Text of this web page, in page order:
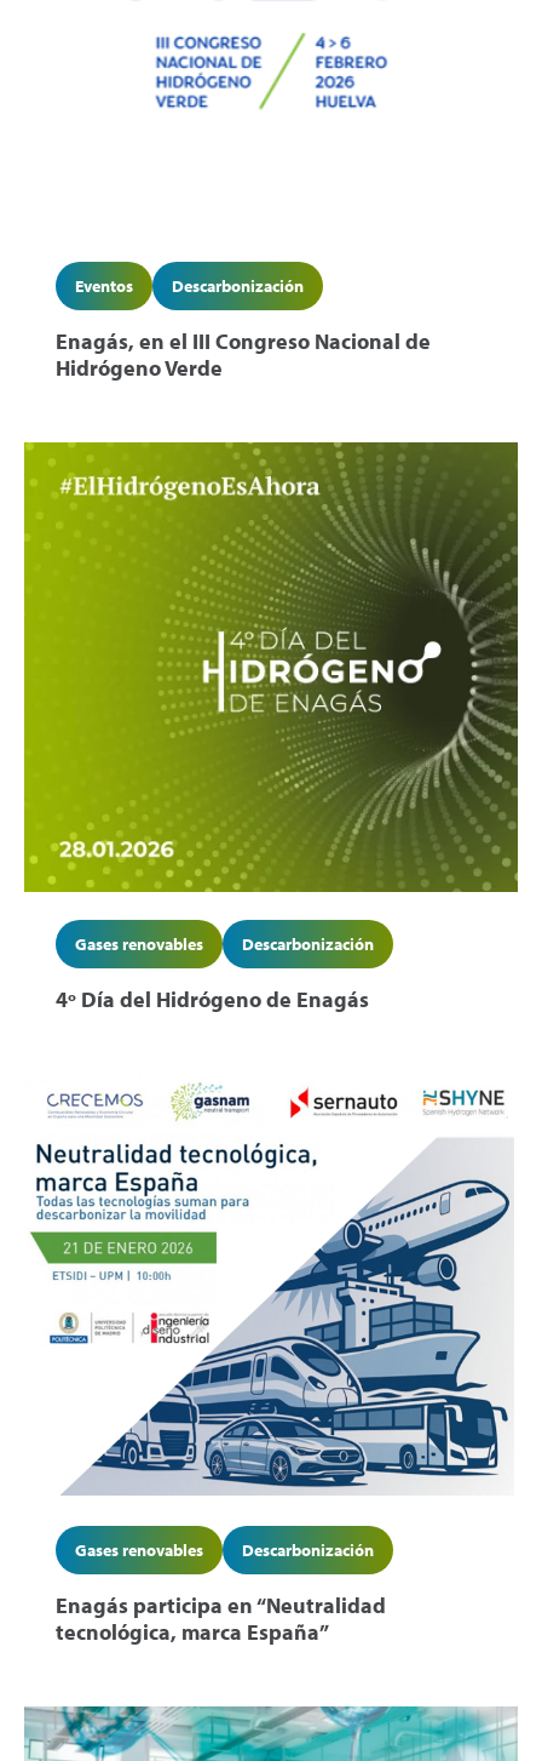
Eventos Descarbonización
Enagás, en el III Congreso Nacional de
Hidrógeno Verde
Gases renovables Descarbonización
4º Día del Hidrógeno de Enagás
Gases renovables Descarbonización
Enagás participa en “Neutralidad
tecnológica, marca España”